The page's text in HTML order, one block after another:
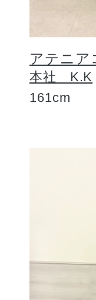
アテニア
本社 K.K
161cm